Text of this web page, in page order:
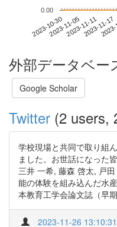
2023-10-302023-11-052023-11-112023-11-17
0.00
外部データベー
Google Scholar
Twitter (2 users,
学校現場と共同で取り組
ました。お世話になった
三井 一希, 藤森 啓太, 戸
能の体験を組み込んだ水
本教育工学会論文誌（早
2023-11-26 13:10:31